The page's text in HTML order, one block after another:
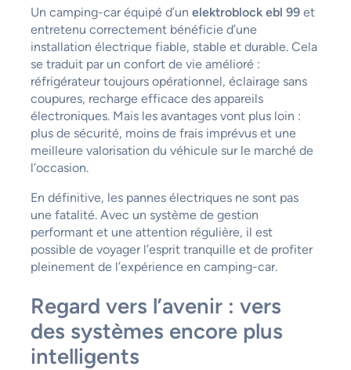
Un camping-car équipé d’un elektroblock ebl 99et
entretenu correctement bénéficie d’une
installation électrique fiable, stable et durable. Cela
se traduit par un confort de vie amélioré :
réfrigérateur toujours opérationnel, éclairage sans
coupures, recharge efficace des appareils
électroniques. Mais les avantages vont plus loin :
plus de sécurité, moins de frais imprévus et une
meilleure valorisation du véhicule sur le marché de
l’occasion.
En définitive, les pannes électriques ne sont pas
une fatalité. Avec un système de gestion
performant et une attention régulière, il est
possible de voyager l’esprit tranquille et de profiter
pleinement de l’expérience en camping-car.
Regard vers l’avenir : vers
des systèmes encore plus
intelligents